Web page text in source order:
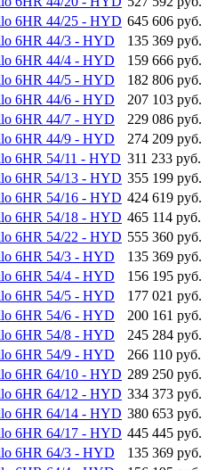
6HR 44/25 - HYD 645 606 руб.
6HR 44/3 - HYD
135 369 руб.
6HR 44/4 - HYD
159 666 руб.
6HR 44/5 - HYD
182 806 руб.
6HR 44/6 - HYD
207 103 руб.
6HR 44/7 - HYD
229 086 руб.
6HR 44/9 - HYD
274 209 руб.
6HR 54/11 - HYD 311 233 руб.
6HR 54/13 - HYD 355 199 руб.
6HR 54/16 - HYD 424 619 руб.
6HR 54/18 - HYD 465 114 руб.
6HR 54/22 - HYD 555 360 руб.
6HR 54/3 - HYD
135 369 руб.
6HR 54/4 - HYD
156 195 руб.
6HR 54/5 - HYD
177 021 руб.
6HR 54/6 - HYD
200 161 руб.
6HR 54/8 - HYD
245 284 руб.
6HR 54/9 - HYD
266 110 руб.
6HR 64/10 - HYD 289 250 руб.
6HR 64/12 - HYD 334 373 руб.
6HR 64/14 - HYD 380 653 руб.
6HR 64/17 - HYD 445 445 руб.
6HR 64/3 - HYD
135 369 руб.